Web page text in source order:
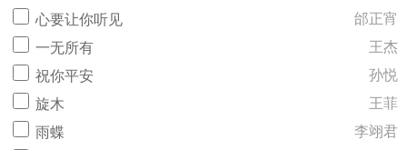
心要让你听见
邰正宵
一无所有
王杰
祝你平安
孙悦
旋木
王菲
雨蝶
李翊君